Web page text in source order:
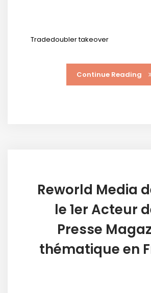
Tradedoubler takeover
Continue Reading
Reworld Media
le 1er Acteur
Presse
thématique en